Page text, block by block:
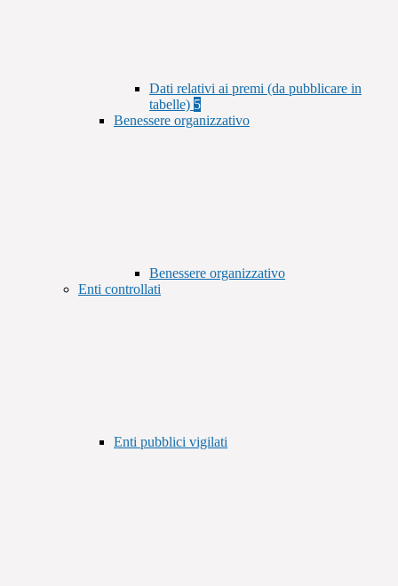
Dati relativi ai premi (da pubblicare in
tabelle) 5
Benessere organizzativo
Benessere organizzativo
Enti controllati
Enti pubblici vigilati